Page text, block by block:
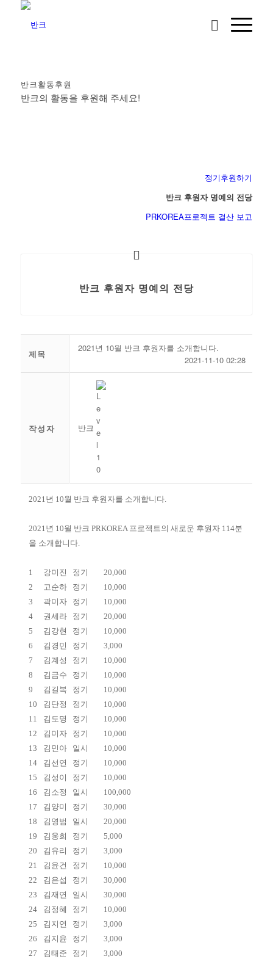
반크활동후원
반크의 활동을 후원해 주세요!
정기후원하기
반크 후원자 명예의 전당
PRKOREA프로젝트 결산 보고
반크 후원자 명예의 전당
제목
2021년 10월 반크 후원자를 소개합니다.
2021-11-10 02:28
작성자 반크
2021년 10월 반크 후원자를 소개합니다.
2021년 10월 반크 PRKOREA 프로젝트의 새로운 후원자 114분
을 소개합니다.
1 강미진 정기
20,000
2
고순하 정기
10,000
3
곽미자 정기
10,000
4
권세라 정기
20,000
5
김강현 정기
10,000
6
김경민 정기
3,000
7
김계성 정기
10,000
8
김금수 정기
10,000
9
김길복 정기
10,000
10
김단정 정기
10,000
11
김도명 정기
10,000
12
김미자 정기
10,000
13
김민아 일시
10,000
14
김선연 정기
10,000
15
김성이 정기
10,000
16
김소정 일시
100,000
17
김양미 정기
30,000
18
김영범 일시
20,000
19
김웅희 정기
5,000
20
김유리 정기
3,000
21
김윤건 정기
10,000
22
김은섭 정기
30,000
23
김재연 일시
30,000
24
김정혜 정기
10,000
25
김지연 정기
3,000
26
김지윤 정기
3,000
27
김태준 정기
3,000